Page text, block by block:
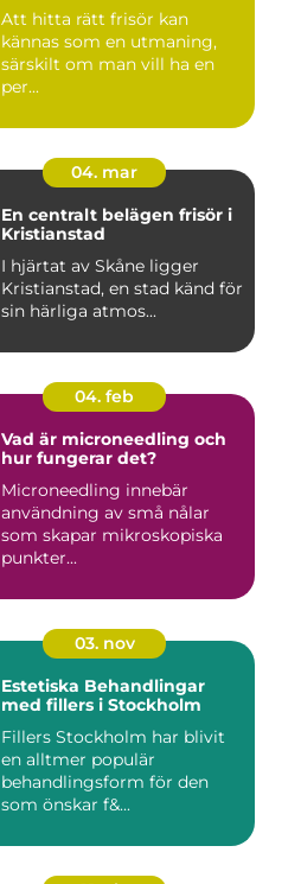
Att hitta rätt frisör kan
kännas som en utmaning,
särskilt om man vill ha en
per...
04. mar
En centralt belägen frisör i
Kristianstad
I hjärtat av Skåne ligger
Kristianstad, en stad känd för
sin härliga atmos...
04. feb
Vad är microneedling och
hur fungerar det?
Microneedling innebär
användning av små nålar
som skapar mikroskopiska
punkter...
03. nov
Estetiska Behandlingar
med fillers i Stockholm
Fillers Stockholm har blivit
en alltmer populär
behandlingsform för den
som önskar f&...